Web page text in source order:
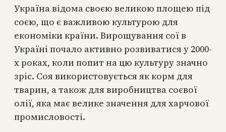
Україна відома своєю великою площею під
соєю, що є важливою культурою для
економіки країни. Вирощування сої в
Україні почало активно розвиватися у 2000-
х роках, коли попит на цю культуру значно
зріс. Соя використовується як корм для
тварин, а також для виробництва соєвої
олії, яка має велике значення для харчової
промисловості.